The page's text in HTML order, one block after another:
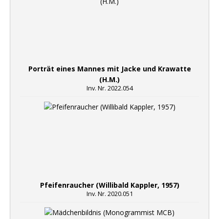
Porträt eines Mannes mit Jacke und Krawatte
(H.M.)
Inv. Nr. 2022.054
Pfeifenraucher (Willibald Kappler, 1957)
Inv. Nr. 2020.051